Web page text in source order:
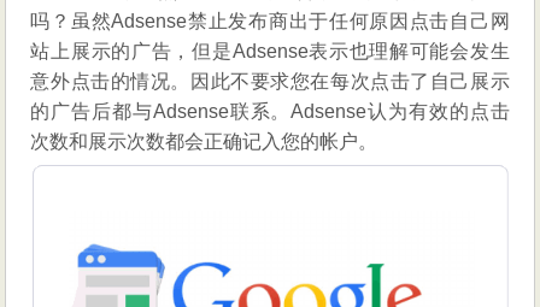
吗？虽然Adsense禁止发布商出于任何原因点击自己网
站上展示的广告，但是Adsense表示也理解可能会发生
意外点击的情况。因此不要求您在每次点击了自己展示
的广告后都与Adsense联系。Adsense认为有效的点击
次数和展示次数都会正确记入您的帐户。